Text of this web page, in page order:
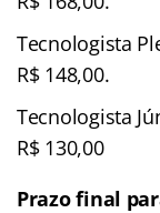
Tecnologista
R$ 148,00.
Tecnologista
R$ 130,00
Prazo final